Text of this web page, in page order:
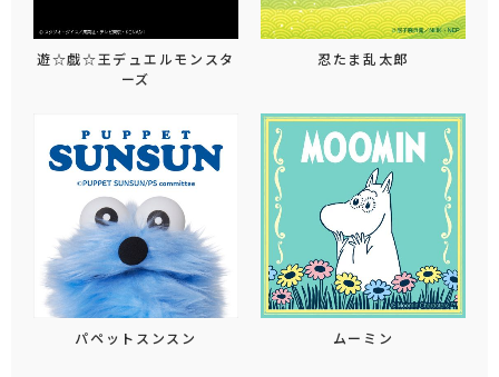
遊☆戯☆王デュエルモンスタ
ーズ
忍たま乱太郎
パペットスンスン ムーミン